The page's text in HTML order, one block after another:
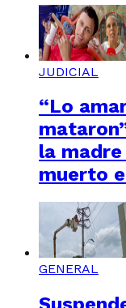
JUDICIAL
“Lo
la
muerto
GENERAL